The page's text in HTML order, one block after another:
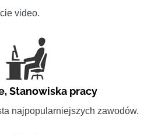
video.
,Stanowiska pracy
najpopularniejszych zawodów.